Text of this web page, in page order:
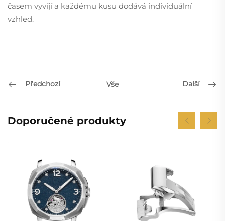
časem vyvíjí a každému kusu dodává individuální
vzhled.
Předchozí Vše Další
Doporučené produkty